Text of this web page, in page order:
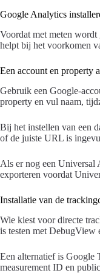
Google Analytics
Voordat met meten
helpt bij het voorkomen
Een account en property
Gebruik een Google-
property en vul naam,
Bij het instellen van een
of de juiste URL is
Als er nog een Universal
exporteren voordat
Installatie van de
Wie kiest voor directe
is testen met DebugView
Een alternatief is Google
measurement ID en